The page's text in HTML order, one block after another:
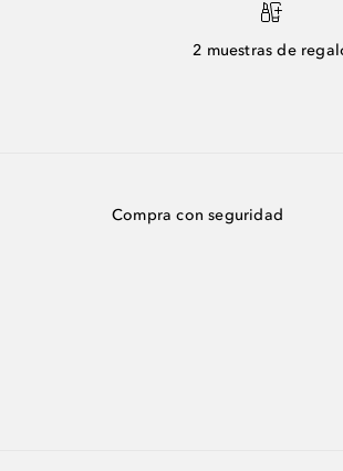
2 muestras de
Compra con seguridad